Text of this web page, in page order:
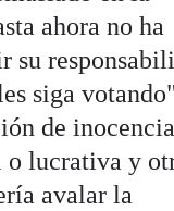
ahora no ha
su
siga
de
o lucrativa y
avalar la